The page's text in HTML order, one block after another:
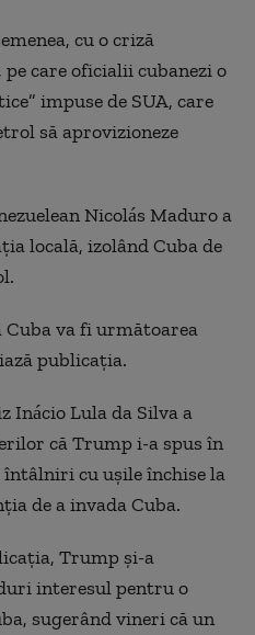
cu o criză
care oficialii cubanezi o
impuse de SUA, care
să aprovizioneze
Nicolás Maduro a
locală, izolând Cuba de
Cuba va fi următoarea
publicația.
Inácio Lula da Silva a
că Trump i-a spus în
cu ușile închise la
de a invada Cuba.
Trump și-a
interesul pentru o
sugerând vineri că un